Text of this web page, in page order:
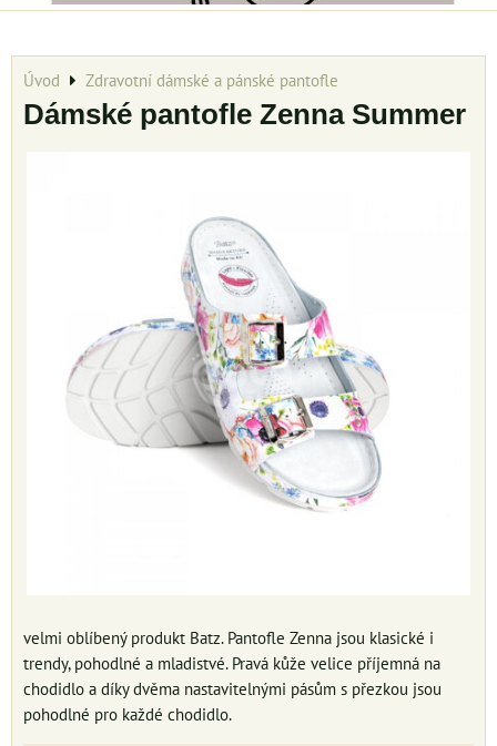
Úvod Zdravotní dámské a pánské pantofle
Dámské pantofle Zenna Summer
velmi oblíbený produkt Batz. Pantofle Zenna jsou klasické i
trendy, pohodlné a mladistvé. Pravá kůže velice příjemná na
chodidlo a díky dvěma nastavitelnými pásům s přezkou jsou
pohodlné pro každé chodidlo.